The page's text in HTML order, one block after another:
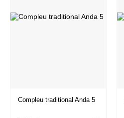
Compleu traditional Anda 5